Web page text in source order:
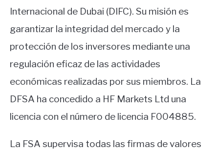
Internacional de Dubai (DIFC). Su misión es
garantizar la integridad del mercado y la
protección de los inversores mediante una
regulación eficaz de las actividades
económicas realizadas por sus miembros. La
DFSA ha concedido a HF Markets Ltd una
licencia con el número de licencia F004885.
La FSA supervisa todas las firmas de valores